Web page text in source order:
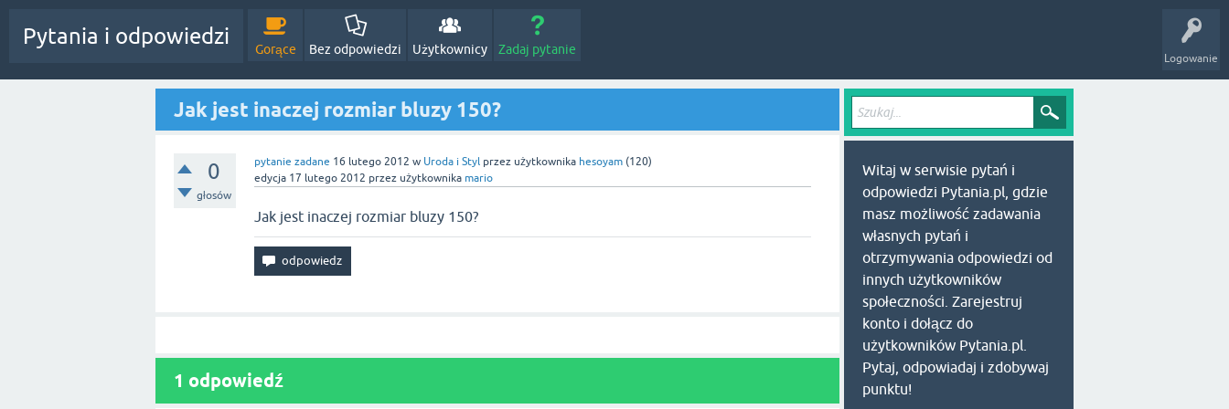
Logowanie
Pytania i odpowiedzi
Gorące Bez odpowiedzi Użytkownicy Zadaj pytanie
Jak jest inaczej rozmiar bluzy 150?
0
głosów
pytanie zadane 16 lutego 2012 w Uroda i Styl przez użytkownika hesoyam (120)
edycja 17 lutego 2012 przez użytkownika mario
Jak jest inaczej rozmiar bluzy 150?
1 odpowiedź
Witaj w serwisie pytań i
odpowiedzi Pytania.pl, gdzie
masz możliwość zadawania
własnych pytań i
otrzymywania odpowiedzi od
innych użytkowników
społeczności. Zarejestruj
konto i dołącz do
użytkowników Pytania.pl.
Pytaj, odpowiadaj i zdobywaj
punktu!